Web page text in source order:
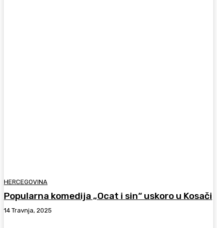
HERCEGOVINA
Popularna komedija „Ocat i sin“ uskoro u Kosači
14 Travnja, 2025